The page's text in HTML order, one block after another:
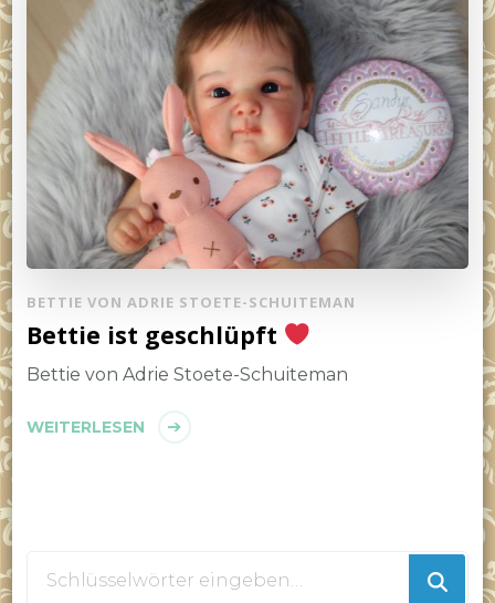
BETTIE VON ADRIE STOETE-SCHUITEMAN
Bettie ist geschlüpft
Bettie von Adrie Stoete-Schuiteman
WEITERLESEN